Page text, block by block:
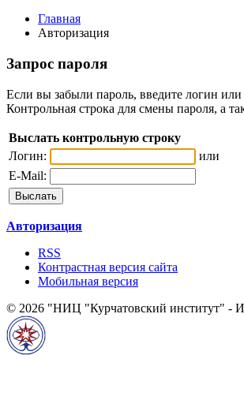
Главная
Авторизация
Запрос пароля
Если вы забыли пароль, введите логин
Контрольная строка для смены пароля, а
Выслать контрольную строку
Логин:
или
E-Mail:
Авторизация
RSS
Контрастная версия сайта
Мобильная версия
© 2026 "НИЦ "Курчатовский институт" -